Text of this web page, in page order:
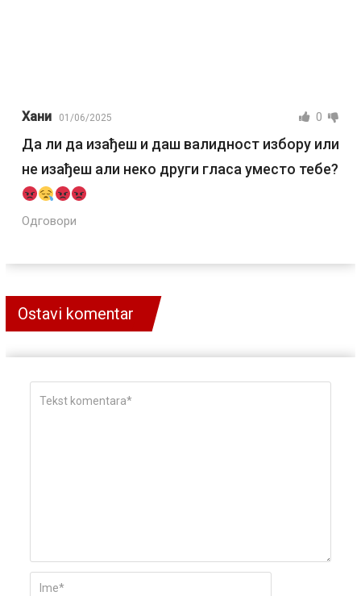
Хани 01/06/2025 0
Да ли да изађеш и даш валидност избору или
не изађеш али неко други гласа уместо тебе?
Одговори
Ostavi komentar